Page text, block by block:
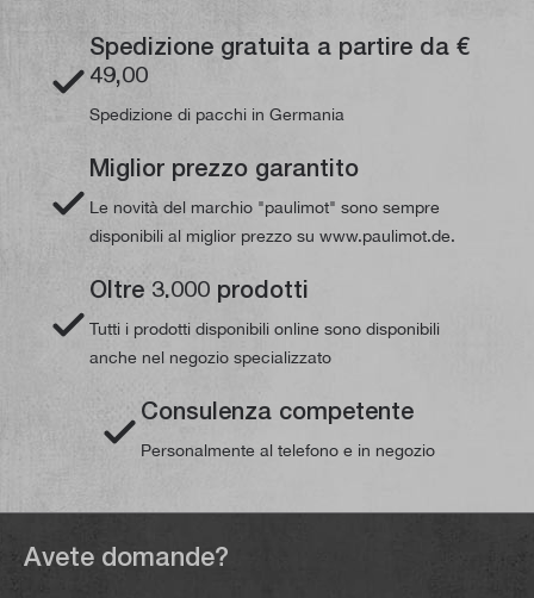
Spedizione gratuita a partire da €
49,00
Spedizione di pacchi in Germania
Miglior prezzo garantito
Le novità del marchio "paulimot" sono sempre
disponibili al miglior prezzo su www.paulimot.de.
Oltre 3.000 prodotti
Tutti i prodotti disponibili online sono disponibili
anche nel negozio specializzato
Consulenza competente
Personalmente al telefono e in negozio
Avete domande?